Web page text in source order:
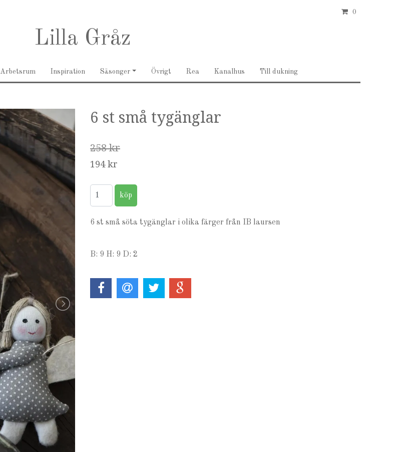
0
Lilla Gråz
Arbetsrum Inspiration Säsonger Övrigt Rea Kanalhus Till dukning
6 st små tygänglar
258 kr
194 kr
6 st små söta tygänglar i olika färger från IB laursen
B: 9 H: 9 D: 2